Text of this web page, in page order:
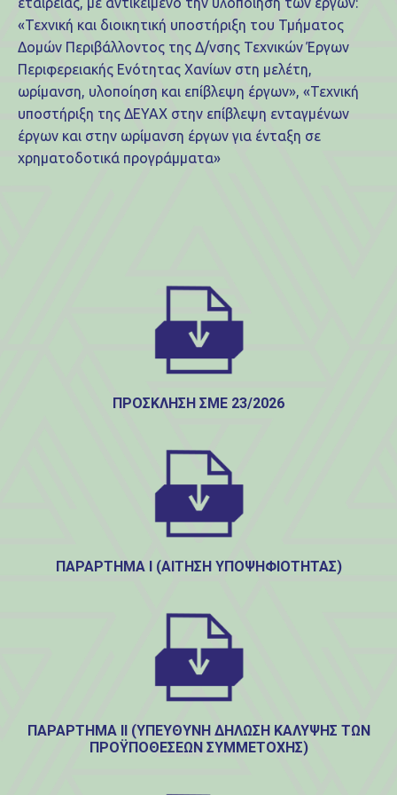
«Τεχνική και διοικητική υποστήριξη του Τμήματος
Δομών Περιβάλλοντος της Δ/νσης Τεχνικών Έργων
Περιφερειακής Ενότητας Χανίων στη μελέτη,
ωρίμανση, υλοποίηση και επίβλεψη έργων», «Τεχνική
υποστήριξη της ΔΕΥΑΧ στην επίβλεψη ενταγμένων
έργων και στην ωρίμανση έργων για ένταξη σε
χρηματοδοτικά προγράμματα»
ΠΡΟΣΚΛΗΣΗ ΣΜΕ 23/2026
ΠΑΡΑΡΤΗΜΑ Ι (ΑΊΤΗΣΗ ΥΠΟΨΗΦΙΌΤΗΤΑΣ)
ΠΑΡΑΡΤΗΜΑ ΙΙ (ΥΠΕΎΘΥΝΗ ΔΉΛΩΣΗ ΚΆΛΥΨΗΣ ΤΩΝ
ΠΡΟΫΠΟΘΈΣΕΩΝ ΣΥΜΜΕΤΟΧΉΣ)